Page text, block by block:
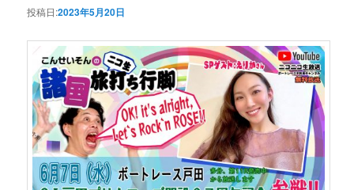
投稿日:2023年5月20日